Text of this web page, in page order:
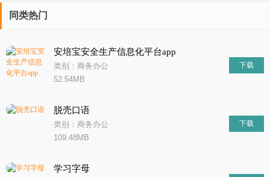
同类热门
安培宝安全生产信息化平台app
类别：商务办公
52.54MB
下载
脱壳口语
类别：商务办公
109.48MB
下载
学习字母